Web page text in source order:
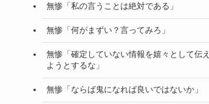
無惨「私の言うことは絶対である」
無惨「何がまずい？言ってみろ」
無惨「確定していない情報を嬉々として伝え
ようとするな」
無惨「ならば鬼になれば良いではないか」